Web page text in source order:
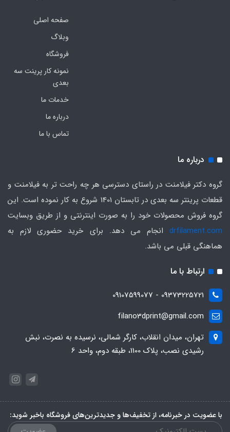
صفحه اصلی
وبلاگ
فروشگاه
نمونه کار پرینت سه
بعدی
خدمات ما
درباره ما
تماس با ما
درباره ما
گروه دکتر فیلامنت در راستای دسترسی هر چه راحت تر به فیلامنت و
قطعات پرینتر سه بعدی در تابستان 1401 شروع به کار نموده است. این
گروه فروش محصولات خود را به صورت اینترنتی و از طریق وبسایت
drfilament.com انجام می دهد. برای خرید حضوری لازم به
هماهنگی قبلی می باشد.
ارتباط با ما
09373225721 - 09107599077
filano3dprint@gmail.com
تهران، میدان انقلاب، کارگر شمالی، نرسیده به نصرت، نبش
رشیدی نصب، پلاک 1100، طبقه دوم، واحد 6
با عضویت در خبرنامه، از تخفیف‌ها و جدیدترین‌های فروشگاه باخبر شوید: